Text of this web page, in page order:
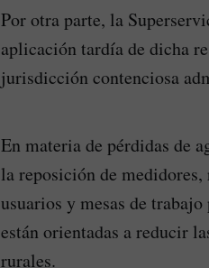
Por otra parte, la
aplicación tardía de dicha
jurisdicción contenciosa
En materia de pérdidas de
la reposición de
usuarios y mesas de
están orientadas a reducir
rurales.